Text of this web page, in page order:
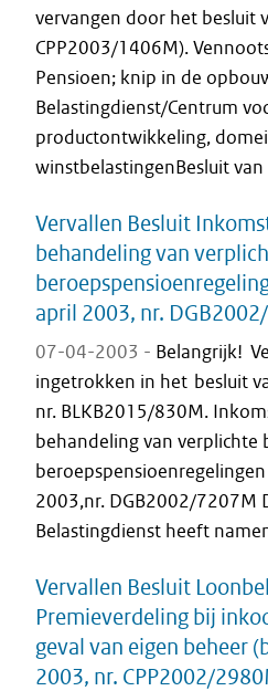
vervangen door het besluit
CPP2003/1406M).
Pensioen; knip in de
Belastingdienst/Centrum
productontwikkeling,
winstbelastingenBesluit
Vervallen Besluit
behandeling van
april 2003, nr.
07-04-2003 - Belangrijk!
ingetrokken in het besluit
nr. BLKB2015/830M.
behandeling van verplichte
2003,nr. DGB2002/7207M
Belastingdienst heeft
Vervallen Besluit
Premieverdeling bij
geval van eigen beheer
2003, nr. CPP2002/